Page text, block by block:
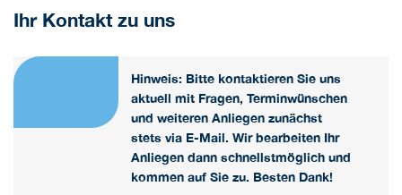
Ihr Kontakt zu uns
Hinweis: Bitte kontaktieren Sie uns
aktuell mit Fragen, Terminwünschen
und weiteren Anliegen zunächst
stets via E-Mail. Wir bearbeiten Ihr
Anliegen dann schnellstmöglich und
kommen auf Sie zu. Besten Dank!